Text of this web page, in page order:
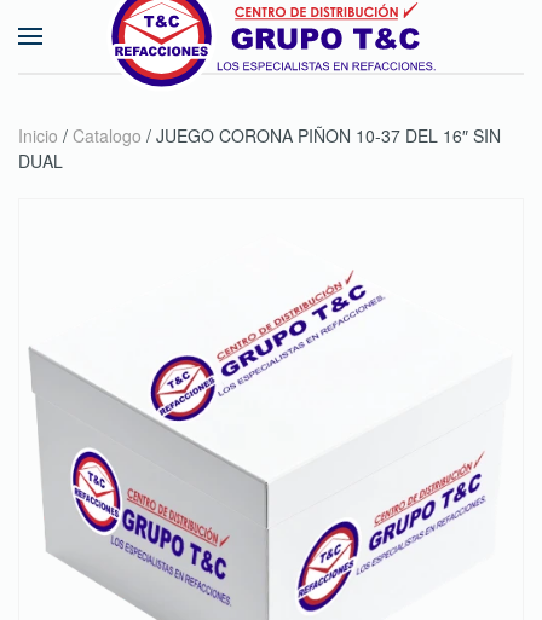
Skip to main content
Inicio / Catalogo / JUEGO CORONA PIÑON 10-37 DEL 16″ SIN
DUAL